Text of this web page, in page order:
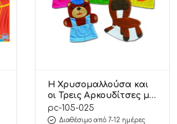
Η Χρυσομαλλούσα και
οι Τρεις Αρκουδίτσες με
Γαντόκουκλες 105.025 –
Playcity
pc-105-025
Διαθέσιμο από 7-12 ημέρες